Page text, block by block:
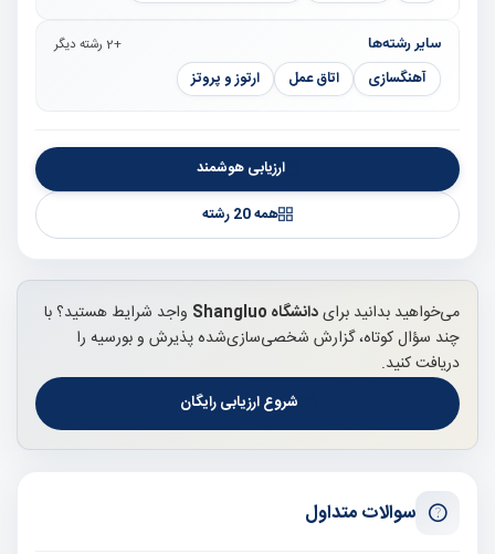
سایر رشته‌ها +2 رشته دیگر
آهنگسازی اتاق عمل ارتوز و پروتز
ارزیابی هوشمند
همه 20 رشته
می‌خواهید بدانید برایدانشگاه Shangluo
واجد شرایط هستید؟ با
چند سؤال کوتاه، گزارش شخصی‌سازی‌شده پذیرش و بورسیه را
دریافت کنید.
شروع ارزیابی رایگان
سوالات متداول